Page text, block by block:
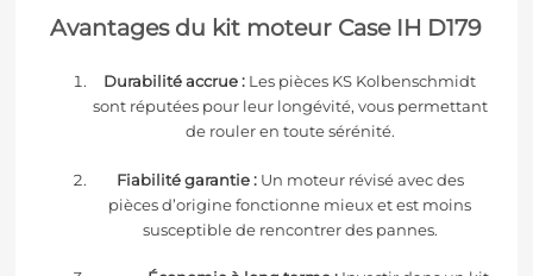
Avantages du kit moteur Case IH D179
Durabilité accrue : Les pièces KS Kolbenschmidt
sont réputées pour leur longévité, vous permettant
de rouler en toute sérénité.
Fiabilité garantie :Un moteur révisé avec des
pièces d’origine fonctionne mieux et est moins
susceptible de rencontrer des pannes.